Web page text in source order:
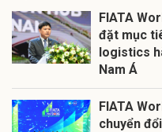
FIATA
đặt mục
logistics
Nam Á
FIATA
chuyển